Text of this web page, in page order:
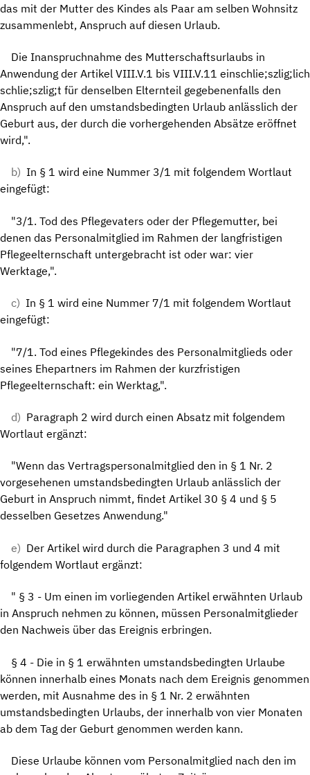
das mit der Mutter des Kindes als Paar am selben Wohnsitz
zusammenlebt, Anspruch auf diesen Urlaub.
Die Inanspruchnahme des Mutterschaftsurlaubs in
Anwendung der Artikel VIII.V.1 bis VIII.V.11 einschlie;szlig;lich
schlie;szlig;t für denselben Elternteil gegebenenfalls den
Anspruch auf den umstandsbedingten Urlaub anlässlich der
Geburt aus, der durch die vorhergehenden Absätze eröffnet
wird,".
b) In § 1 wird eine Nummer 3/1 mit folgendem Wortlaut
eingefügt:
"3/1. Tod des Pflegevaters oder der Pflegemutter, bei
denen das Personalmitglied im Rahmen der langfristigen
Pflegeelternschaft untergebracht ist oder war: vier
Werktage,".
c) In § 1 wird eine Nummer 7/1 mit folgendem Wortlaut
eingefügt:
"7/1. Tod eines Pflegekindes des Personalmitglieds oder
seines Ehepartners im Rahmen der kurzfristigen
Pflegeelternschaft: ein Werktag,".
d) Paragraph 2 wird durch einen Absatz mit folgendem
Wortlaut ergänzt:
"Wenn das Vertragspersonalmitglied den in § 1 Nr. 2
vorgesehenen umstandsbedingten Urlaub anlässlich der
Geburt in Anspruch nimmt, findet Artikel 30 § 4 und § 5
desselben Gesetzes Anwendung."
e) Der Artikel wird durch die Paragraphen 3 und 4 mit
folgendem Wortlaut ergänzt:
" § 3 - Um einen im vorliegenden Artikel erwähnten Urlaub
in Anspruch nehmen zu können, müssen Personalmitglieder
den Nachweis über das Ereignis erbringen.
§ 4 - Die in § 1 erwähnten umstandsbedingten Urlaube
können innerhalb eines Monats nach dem Ereignis genommen
werden, mit Ausnahme des in § 1 Nr. 2 erwähnten
umstandsbedingten Urlaubs, der innerhalb von vier Monaten
ab dem Tag der Geburt genommen werden kann.
Diese Urlaube können vom Personalmitglied nach den im